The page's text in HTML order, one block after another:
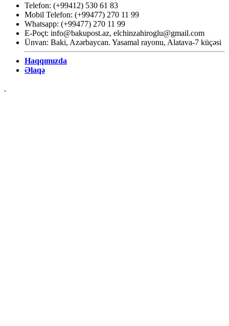
Telefon: (+99412) 530 61 83
Mobil Telefon: (+99477) 270 11 99
Whatsapp: (+99477) 270 11 99
E-Poçt: info@bakupost.az, elchinzahiroglu@gmail.com
Ünvan: Baki, Azərbaycan. Yasamal rayonu, Alatava-7 küçəsi
Haqqımızda
Əlaqə